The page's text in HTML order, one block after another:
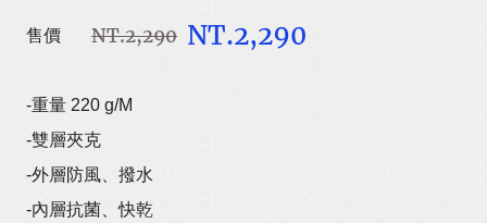
售價 NT.2,290 NT.2,290
-重量 220 g/M
-雙層夾克
-外層防風、撥水
-內層抗菌、快乾